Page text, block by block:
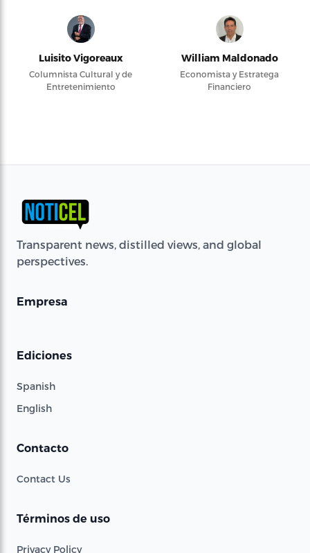
Luisito Vigoreaux
Columnista Cultural y de
Entretenimiento
William Maldonado
Economista y Estratega
Financiero
Transparent news, distilled views, and global
perspectives.
Empresa
Ediciones
Spanish
English
Contacto
Contact Us
Términos de uso
Privacy Policy